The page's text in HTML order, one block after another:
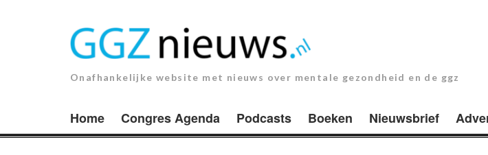
Onafhankelijke website met nieuws over mentale gezondheid en de ggz
Home Congres Agenda Podcasts Boeken Nieuwsbrief